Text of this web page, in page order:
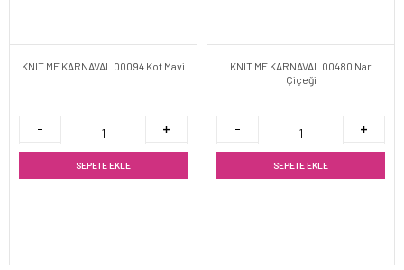
KNIT ME KARNAVAL 00094 Kot Mavi
SEPETE EKLE
KNIT ME KARNAVAL 00480 Nar
Çiçeği
SEPETE EKLE